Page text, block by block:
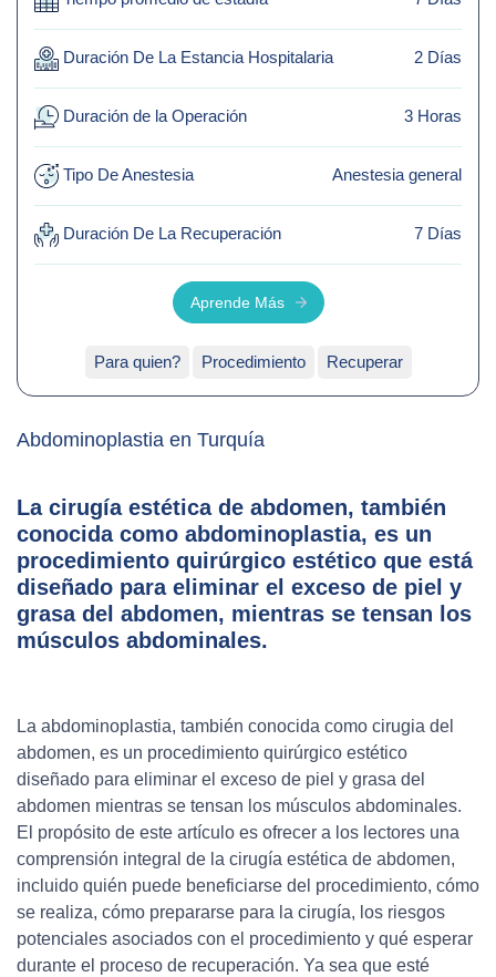
contacto
Duración De La Estancia Hospitalaria 2 Días
Duración de la Operación 3 Horas
Tipo De Anestesia Anestesia general
Duración De La Recuperación 7 Días
Aprende Más
Para quien? Procedimiento Recuperar
Abdominoplastia en Turquía
La cirugía estética de abdomen, también
conocida como abdominoplastia, es un
procedimiento quirúrgico estético que está
diseñado para eliminar el exceso de piel y
grasa del abdomen, mientras se tensan los
músculos abdominales.
La abdominoplastia, también conocida como cirugia del
abdomen, es un procedimiento quirúrgico estético
diseñado para eliminar el exceso de piel y grasa del
abdomen mientras se tensan los músculos abdominales.
El propósito de este artículo es ofrecer a los lectores una
comprensión integral de la cirugía estética de abdomen,
incluido quién puede beneficiarse del procedimiento, cómo
se realiza, cómo prepararse para la cirugía, los riesgos
potenciales asociados con el procedimiento y qué esperar
durante el proceso de recuperación. Ya sea que esté